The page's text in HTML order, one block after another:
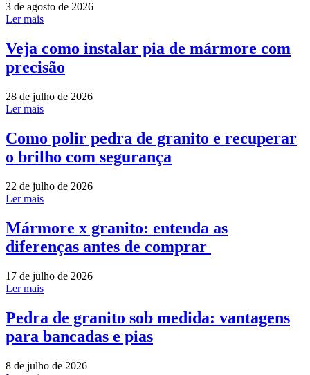
3 de agosto de 2026
Ler mais
Veja como instalar pia de mármore com
precisão
28 de julho de 2026
Ler mais
Como polir pedra de granito e recuperar
o brilho com segurança
22 de julho de 2026
Ler mais
Mármore x granito: entenda as
diferenças antes de comprar
17 de julho de 2026
Ler mais
Pedra de granito sob medida: vantagens
para bancadas e pias
8 de julho de 2026